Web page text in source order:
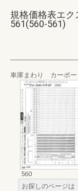
規格価格表エ
561(560-561)
車庫まわり カーポ
560
お探しのページは